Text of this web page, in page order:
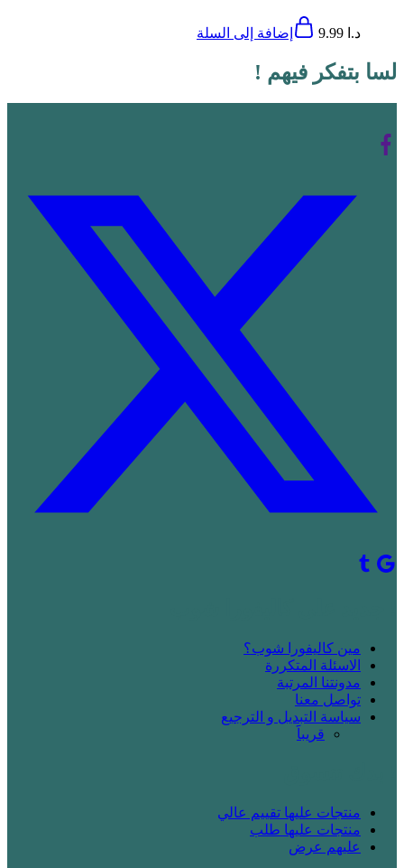
د.ا إضافة إلى السلة
لسا بتفكر فيهم !
مين كاليفورا شوب؟
الاسئلة المتكررة
مدونتنا المرتبة
تواصل معنا
سياسة التبديل و الترجيع
قريباََ
منتجات عليها تقييم عالي
منتجات عليها طلب
عليهم عرض